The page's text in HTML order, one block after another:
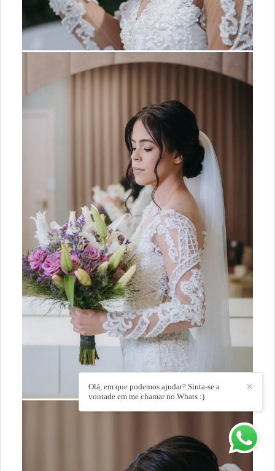
✕
Olá, em que podemos ajudar? Sinta-se a
vontade em me chamar no Whats :)